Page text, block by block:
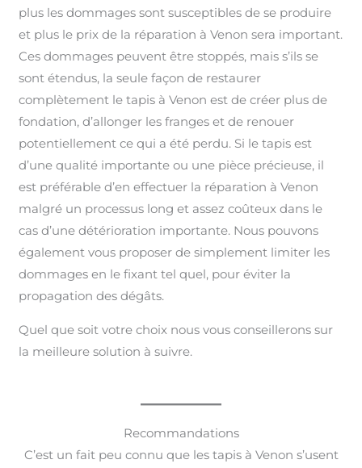
plus les dommages sont susceptibles de se produire
et plus le prix de la réparation à Venon sera important.
Ces dommages peuvent être stoppés, mais s’ils se
sont étendus, la seule façon de restaurer
complètement le tapis à Venon est de créer plus de
fondation, d’allonger les franges et de renouer
potentiellement ce qui a été perdu. Si le tapis est
d’une qualité importante ou une pièce précieuse, il
est préférable d’en effectuer la réparation à Venon
malgré un processus long et assez coûteux dans le
cas d’une détérioration importante. Nous pouvons
également vous proposer de simplement limiter les
dommages en le fixant tel quel, pour éviter la
propagation des dégâts.
Quel que soit votre choix nous vous conseillerons sur
la meilleure solution à suivre.
Recommandations
C’est un fait peu connu que les tapis à Venon s’usent